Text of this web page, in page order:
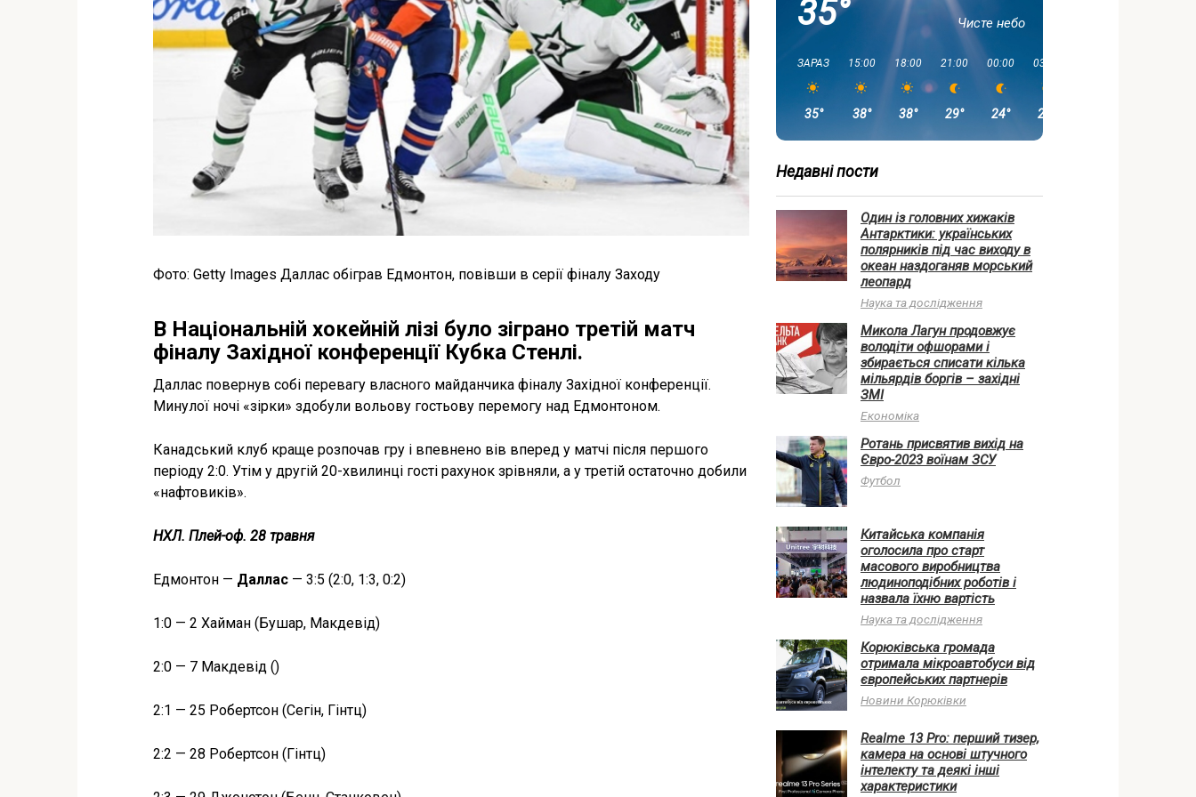
Фото: Getty Images Даллас обіграв Едмонтон, повівши в серії фіналу Заходу
В Національній хокейній лізі було зіграно третій матч
фіналу Західної конференції Кубка Стенлі.
Даллас повернув собі перевагу власного майданчика фіналу Західної конференції.
Минулої ночі «зірки» здобули вольову гостьову перемогу над Едмонтоном.
Канадський клуб краще розпочав гру і впевнено вів вперед у матчі після першого
періоду 2:0. Утім у другій 20-хвилинці гості рахунок зрівняли, а у третій остаточно добили
«нафтовиків».
НХЛ. Плей-оф. 28 травня
Едмонтон — Даллас — 3:5 (2:0, 1:3, 0:2)
1:0 — 2 Хайман (Бушар, Макдевід)
2:0 — 7 Макдевід ()
2:1 — 25 Робертсон (Сегін, Гінтц)
2:2 — 28 Робертсон (Гінтц)
35° Чисте небо
ЗАРАЗ
35°
15:00
38°
18:00
38°
21:00
29°
00:00
24°
03:00
23°
Недавні пости
Один із головних хижаків
Антарктики: українських
полярників під час виходу в
океан наздоганяв морський
леопард
Наука та дослідження
Микола Лагун продовжує
володіти офшорами і
збирається списати кілька
мільярдів боргів – західні
ЗМІ
Економіка
Ротань присвятив вихід на
Євро-2023 воїнам ЗСУ
Футбол
Китайська компанія
оголосила про старт
масового виробництва
людиноподібних роботів і
назвала їхню вартість
Наука та дослідження
Корюківська громада
отримала мікроавтобуси від
європейських партнерів
Новини Корюківки
Realme 13 Pro: перший тизер,
камера на основі штучного
інтелекту та деякі інші
характеристики